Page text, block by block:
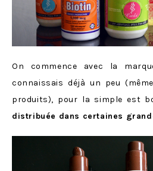
On commence avec la
connaissais déjà un peu
produits), pour la simple est
distribuée dans certaines